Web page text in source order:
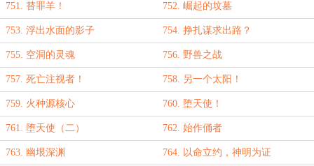
751. 替罪羊！ 752. 崛起的坟墓
753. 浮出水面的影子 754. 挣扎谋求出路？
755. 空洞的灵魂 756. 野兽之战
757. 死亡注视者！ 758. 另一个太阳！
759. 火种源核心 760. 堕天使！
761. 堕天使（二） 762. 始作俑者
763. 幽垠深渊 764. 以命立约，神明为证